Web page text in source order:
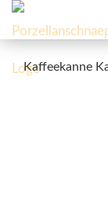
Kaffeekanne